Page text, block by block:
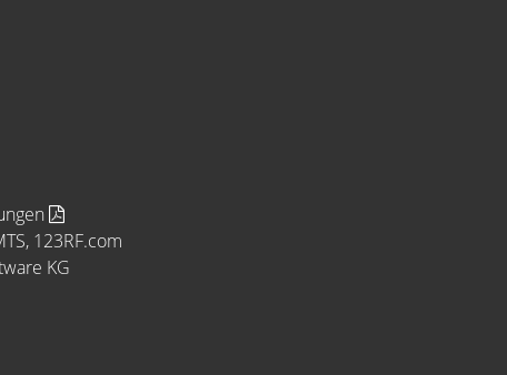
123RF.com
KG